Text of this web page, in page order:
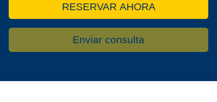
RESERVAR AHORA
Enviar consulta